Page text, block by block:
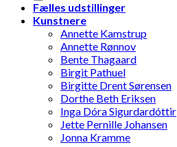
Fælles udstillinger
Kunstnere
Annette Kamstrup
Annette Rønnov
Bente Thagaard
Birgit Pathuel
Birgitte Drent Sørensen
Dorthe Beth Eriksen
Inga Dóra Sigurdardóttir
Jette Pernille Johansen
Jonna Kramme